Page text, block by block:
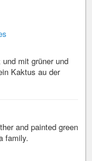
mit grüner und
Kaktus au der
and painted green
family.